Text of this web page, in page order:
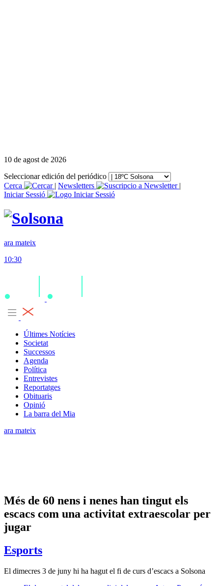
10 de agost de 2026
Seleccionar edición del periódico
Cerca
| Newsletters
|
Iniciar Sessió
ara mateix
10:30
Últimes Notícies
Societat
Successos
Agenda
Política
Entrevistes
Reportatges
Obituaris
Opinió
La barra del Mia
ara mateix
Més de 60 nens i nenes han tingut els
escacs com una activitat extraescolar per
jugar
Esports
El dimecres 3 de juny hi ha hagut el fi de curs d’escacs a Solsona